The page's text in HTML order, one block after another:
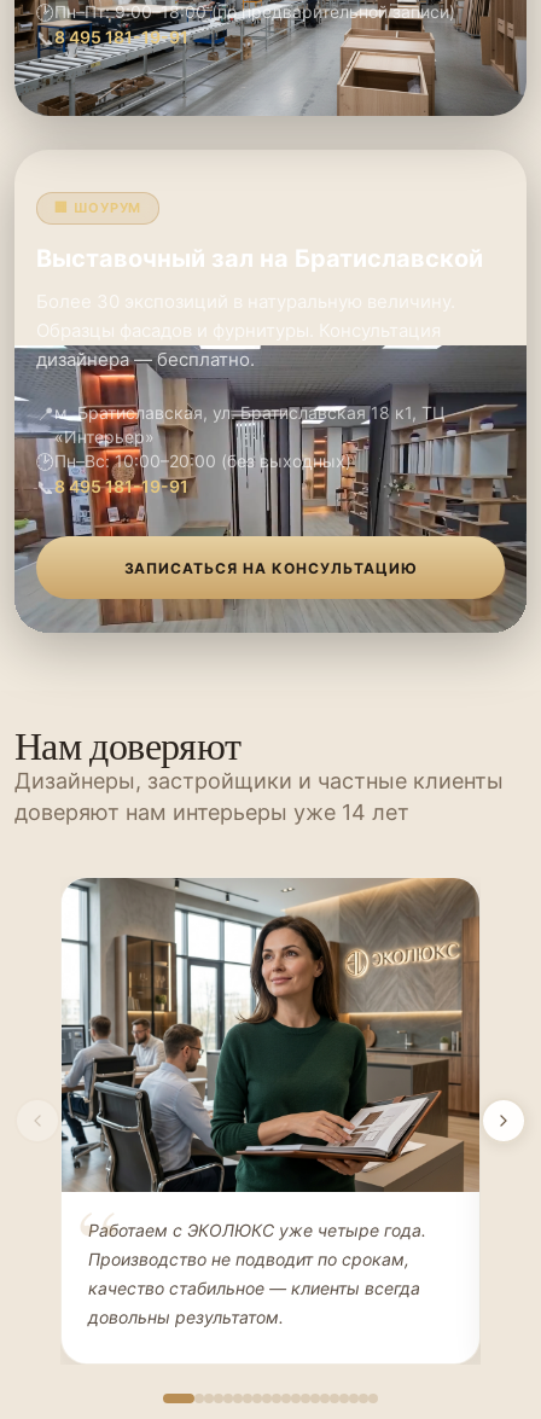
🕑Пн–Пт: 9:00–18:00 (по предварительной записи)
📞8 495 181-19-91
🏢 ШОУРУМ
Выставочный зал на Братиславской
Более 30 экспозиций в натуральную величину.
Образцы фасадов и фурнитуры. Консультация
дизайнера — бесплатно.
📍м. Братиславская, ул. Братиславская 18 к1, ТЦ
«Интерьер»
🕑Пн–Вс: 10:00–20:00 (без выходных)
📞8 495 181-19-91
ЗАПИСАТЬСЯ НА КОНСУЛЬТАЦИЮ
Нам доверяют
Дизайнеры, застройщики и частные клиенты
доверяют нам интерьеры уже 14 лет
Елена Соколова
ДИЗАЙНЕР ИНТЕРЬЕРОВ
Работаем с ЭКОЛЮКС уже четыре года.
Производство не подводит по срокам,
качество стабильное — клиенты всегда
довольны результатом.